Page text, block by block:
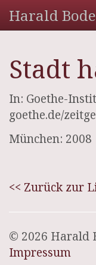
Harald
Stadt
In: Goethe-
goethe.de/
München: 2008
<< Zurück zur
© 2026 Harald
Impressum